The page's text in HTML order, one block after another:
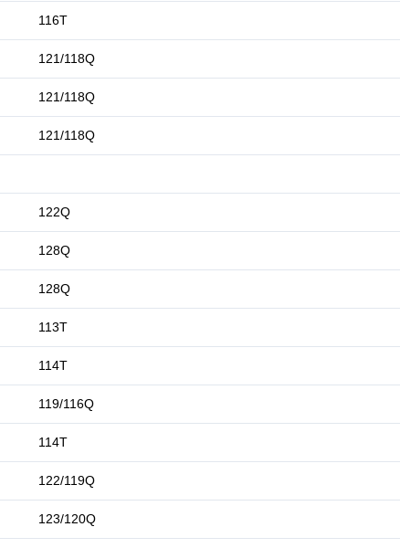
116T
121/118Q
121/118Q
121/118Q
122Q
128Q
128Q
113T
114T
119/116Q
114T
122/119Q
123/120Q